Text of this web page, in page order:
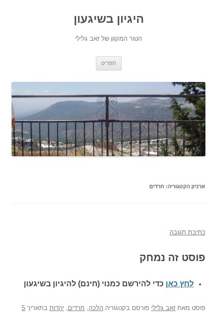
היגיון בשיגעון
הטור המקוון של זאב גלילי
תפריט
ארכיון הקטגוריה: חרדים
כתיבת תגובה
פוסט זה נמחק
לחץ כאן כדי להירשם כמנוי (חינם) להיגיון בשיגעון
פוסט מאת זאב גלילי פורסם בקטגוריה הלכה חרדים יהדות בתאריך 5